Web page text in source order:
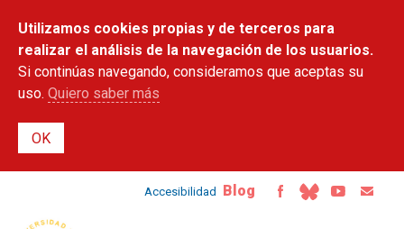
contenido
principal
Utilizamos cookies propias y de terceros para
realizar el análisis de la navegación de los usuarios.
Si continúas navegando, consideramos que aceptas su
uso. Quiero saber más
Accesibilidad Blog